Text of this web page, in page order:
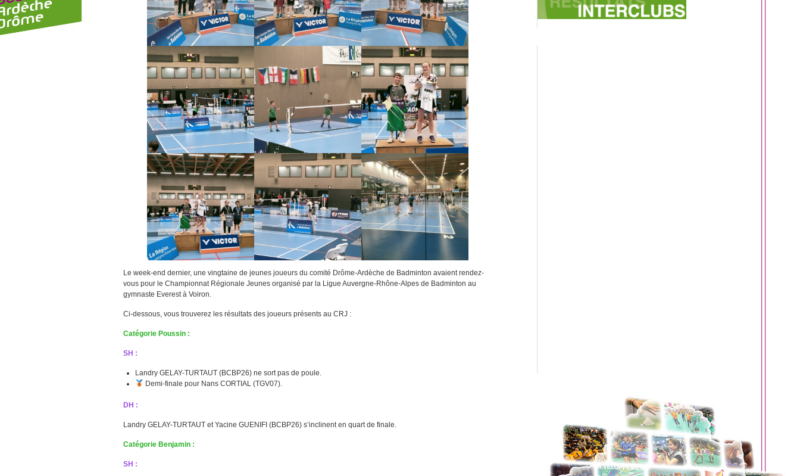
Le week-end dernier, une vingtaine de jeunes joueurs du comité Drôme-Ardèche de Badminton avaient rendez-
vous pour le Championnat Régionale Jeunes organisé par la Ligue Auvergne-Rhône-Alpes de Badminton au
gymnaste Everest à Voiron.
Ci-dessous, vous trouverez les résultats des joueurs présents au CRJ :
Catégorie Poussin :
SH :
Landry GELAY-TURTAUT (BCBP26) ne sort pas de poule.
Demi-finale pour Nans CORTIAL (TGV07).
DH :
Landry GELAY-TURTAUT et Yacine GUENIFI (BCBP26) s’inclinent en quart de finale.
Catégorie Benjamin :
SH :